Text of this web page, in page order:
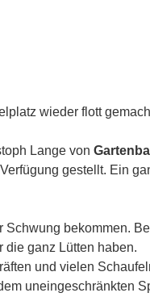
wieder flott
Lange von
gestellt. Ein
bekommen.
die ganz Lütten haben.
und vielen
uneingeschränkten